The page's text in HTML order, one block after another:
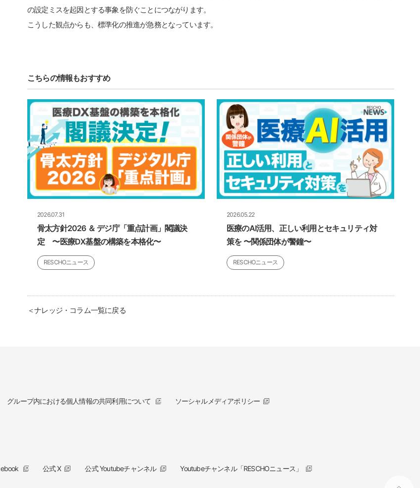
の設定ミスを起因とする事象を防ぐことにつながります。
こうした観点からも、標準化の推進が急務となっています。
こちらの情報もおすすめ
2026.07.31
骨太方針2026 ＆ デジ庁「重点計画」閣議決
定 〜医療DX基盤の構築を本格化〜
RESCHOニュース
2026.05.22
医療のAI活用、正しい利用とセキュリティ対
策を 〜関係団体が警鐘〜
RESCHOニュース
＜ナレッジ・コラム一覧に戻る
グループ内における個人情報の共同利用について ソーシャルメディアポリシー
公式 X 公式 Youtubeチャンネル
Youtubeチャンネル「RESCHOニュース」